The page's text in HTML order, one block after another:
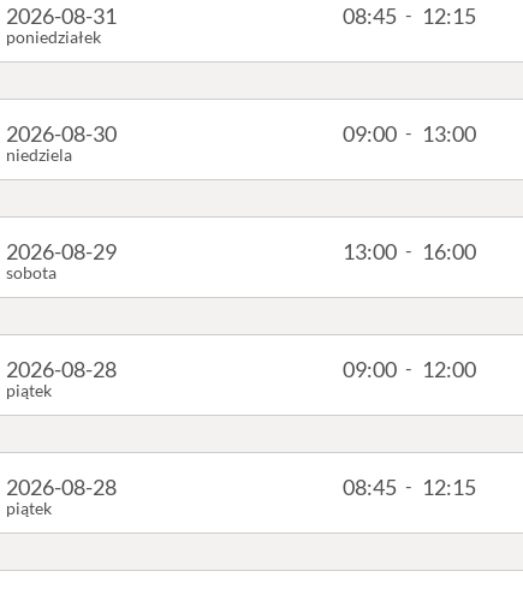
2026-08-31
poniedziałek
08:45 - 12:15
2026-08-30
niedziela
09:00 - 13:00
2026-08-29
sobota
13:00 - 16:00
2026-08-28
piątek
09:00 - 12:00
2026-08-28
piątek
08:45 - 12:15